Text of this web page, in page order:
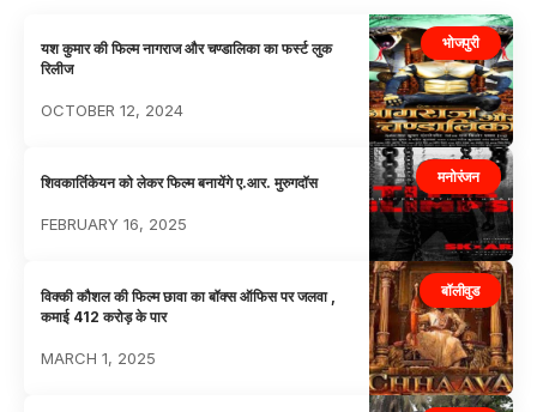
भोजपुरी
यश कुमार की फिल्म नागराज और चण्डालिका का फर्स्ट लुक
रिलीज
OCTOBER 12, 2024
मनोरंजन
शिवकार्तिकेयन को लेकर फिल्म बनायेंगे ए.आर. मुरुगदॉस
FEBRUARY 16, 2025
बॉलीवुड
विक्की कौशल की फिल्म छावा का बॉक्स ऑफिस पर जलवा ,
कमाई 412 करोड़ के पार
MARCH 1, 2025